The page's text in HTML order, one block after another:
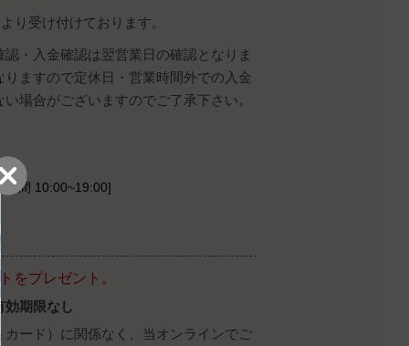
り受け付けております。
・入金確認は翌営業日の確認となりま
ますので定休日・営業時間外での入金
場合がございますのでご了承下さい。
時間 10:00~19:00]
をプレゼント。
期限なし
ード）に関係なく、当オンラインでご